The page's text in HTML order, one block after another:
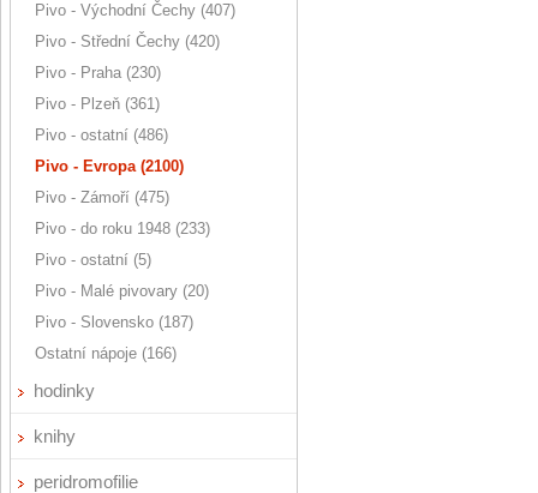
Pivo - Východní Čechy (407)
Pivo - Střední Čechy (420)
Pivo - Praha (230)
Pivo - Plzeň (361)
Pivo - ostatní (486)
Pivo - Evropa (2100)
Pivo - Zámoří (475)
Pivo - do roku 1948 (233)
Pivo - ostatní (5)
Pivo - Malé pivovary (20)
Pivo - Slovensko (187)
Ostatní nápoje (166)
hodinky
knihy
peridromofilie